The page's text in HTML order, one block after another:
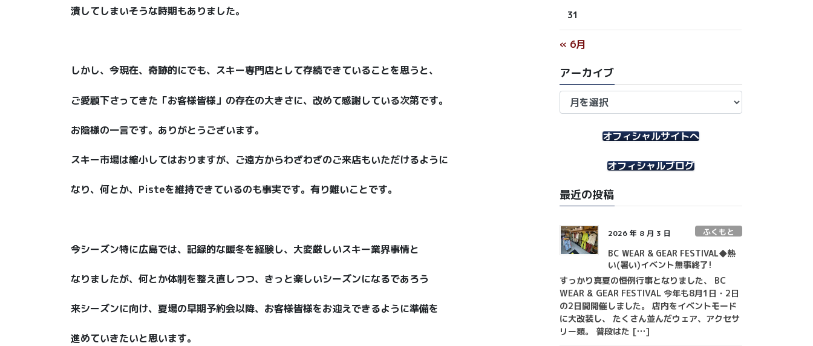
潰してしまいそうな時期もありました。
しかし、今現在、奇跡的にでも、スキー専門店として存続できていることを思うと、
ご愛顧下さってきた「お客様皆様」の存在の大きさに、改めて感謝している次第です。
お陰様の一言です。ありがとうございます。
スキー市場は縮小してはおりますが、ご遠方からわざわざのご来店もいただけるように
なり、何とか、Pisteを維持できているのも事実です。有り難いことです。
今シーズン特に広島では、記録的な暖冬を経験し、大変厳しいスキー業界事情と
なりましたが、何とか体制を整え直しつつ、きっと楽しいシーズンになるであろう
来シーズンに向け、夏場の早期予約会以降、お客様皆様をお迎えできるように準備を
進めていきたいと思います。
31
« 6月
アーカイブ
ア
オフィシャルサイトへ
オフィシャルブログ
最近の投稿
2026 年 8 月 3 日 ふくもと
BC WEAR & GEAR FESTIVAL◆熱
い(暑い)イベント無事終了!
すっかり真夏の恒例行事となりました、 BC
WEAR & GEAR FESTIVAL 今年も8月1日・2日
の2日間開催しました。 店内をイベントモード
に大改装し、 たくさん並んだウェア、アクセサ
リー類。 普段はた […]